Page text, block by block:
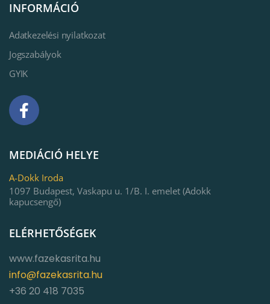
ELÉRHETŐSÉGEK
www.fazekasrita.hu
info@fazekasrita.hu
+36 20 418 7035
MEDIÁCIÓ HELYE
A-Dokk Iroda
1097 Budapest, Vaskapu u. 1/B. I. emelet (Adokk
kapucsengő)
INFORMÁCIÓ
Adatkezelési nyilatkozat
Jogszabályok
GYIK